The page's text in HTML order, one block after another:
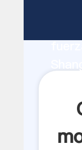
los